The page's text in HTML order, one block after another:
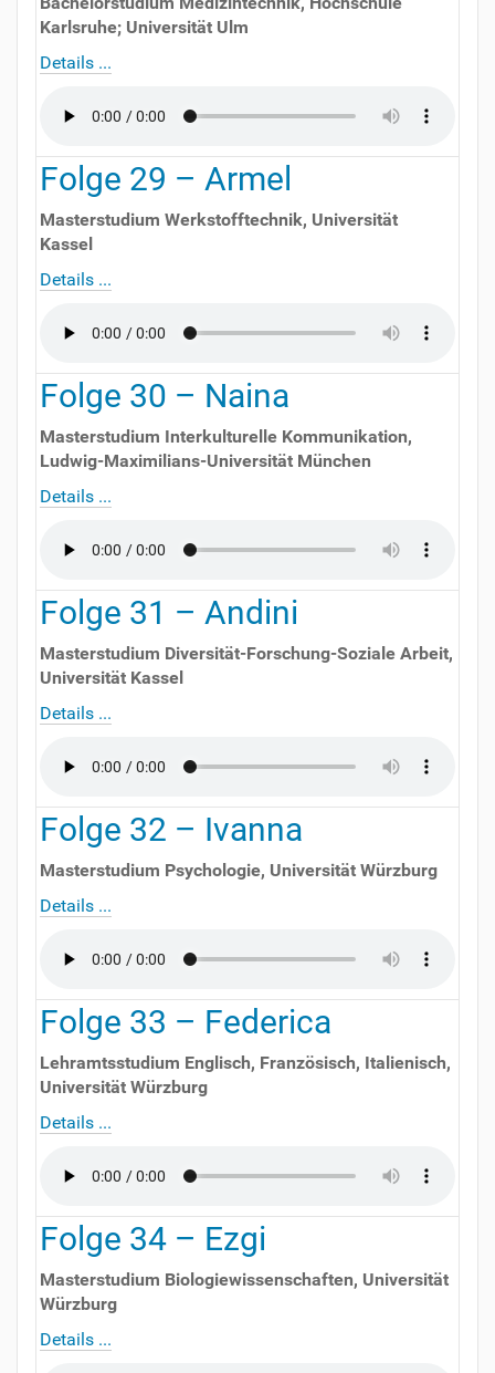
Karlsruhe; Universität Ulm
Details ...
Folge 29 – Armel
Masterstudium Werkstofftechnik, Universität
Kassel
Details ...
Folge 30 – Naina
Masterstudium Interkulturelle Kommunikation,
Ludwig-Maximilians-Universität München
Details ...
Folge 31 – Andini
Masterstudium Diversität-Forschung-Soziale Arbeit,
Universität Kassel
Details ...
Folge 32 – Ivanna
Masterstudium Psychologie, Universität Würzburg
Details ...
Folge 33 – Federica
Lehramtsstudium Englisch, Französisch, Italienisch,
Universität Würzburg
Details ...
Folge 34 – Ezgi
Masterstudium Biologiewissenschaften, Universität
Würzburg
Details ...